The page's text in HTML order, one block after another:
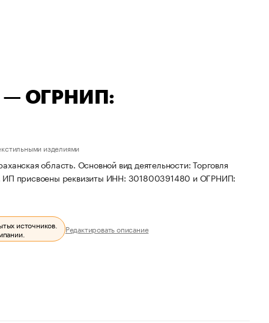
— ОГРНИП:
изделиями
область. Основной вид деятельности: Торговля
ИП присвоены реквизиты ИНН: 301800391480 и ОГРНИП:
источников.
Редактировать описание